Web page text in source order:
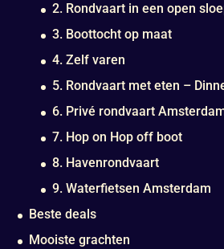
2. Rondvaart in een open
3. Boottocht op maat
4. Zelf varen
5. Rondvaart met eten –
6. Privé rondvaart
7. Hop on Hop off boot
8. Havenrondvaart
9. Waterfietsen Amsterdam
Beste deals
Mooiste grachten